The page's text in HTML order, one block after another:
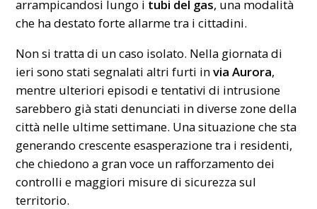
arrampicandosi lungo i tubi del gas, una modalità
che ha destato forte allarme tra i cittadini.
Non si tratta di un caso isolato. Nella giornata di
ieri sono stati segnalati altri furti invia Aurora,
mentre ulteriori episodi e tentativi di intrusione
sarebbero già stati denunciati in diverse zone della
città nelle ultime settimane. Una situazione che sta
generando crescente esasperazione tra i residenti,
che chiedono a gran voce un rafforzamento dei
controlli e maggiori misure di sicurezza sul
territorio.